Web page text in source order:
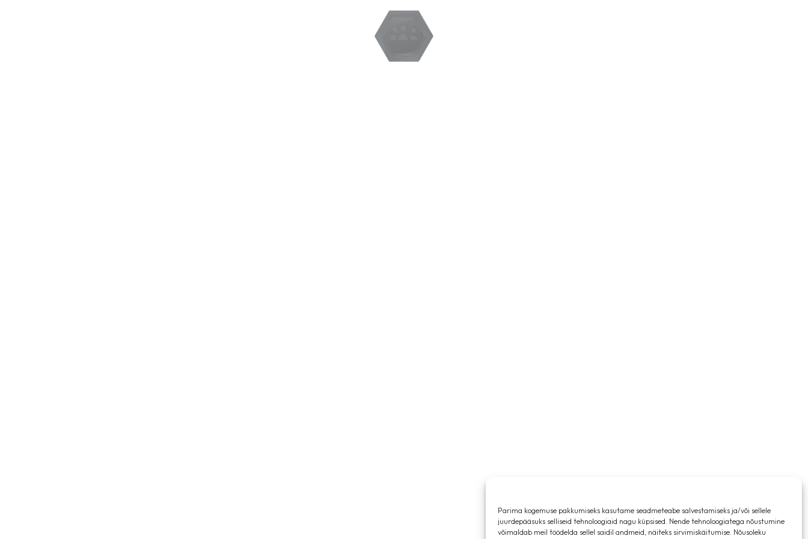
Parima kogemuse pakkumiseks kasutame seadmeteabe salvestamiseks ja/või sellele
juurdepääsuks selliseid tehnoloogiaid nagu küpsised. Nende tehnoloogiatega nõustumine
võimaldab meil töödelda sellel saidil andmeid, näiteks sirvimiskäitumise. Nõusoleku